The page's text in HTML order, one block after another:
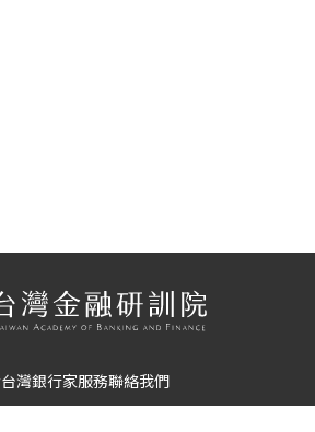
灣銀行家服務聯絡我們